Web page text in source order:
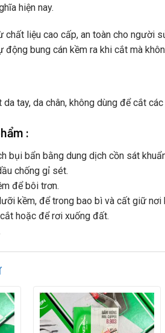
hiện nay.
chất liệu cao cấp, an toàn cho người
động bung cán kềm ra khi cắt mà
tay, da chân, không dùng để cắt
:
bụi bẩn bằng dung dịch cồn sát
chống gỉ sét.
để bôi trơn.
kềm, để trong bao bì và cất giữ nơi
hoặc để rơi xuống đất.